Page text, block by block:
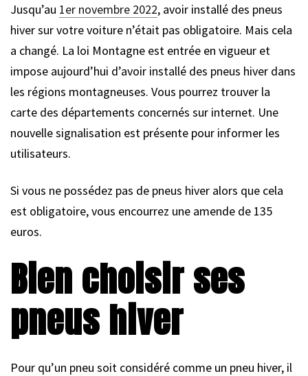
Jusqu’au 1er novembre 2022, avoir installé des pneus
hiver sur votre voiture n’était pas obligatoire. Mais cela
a changé. La loi Montagne est entrée en vigueur et
impose aujourd’hui d’avoir installé des pneus hiver dans
les régions montagneuses. Vous pourrez trouver la
carte des départements concernés sur internet. Une
nouvelle signalisation est présente pour informer les
utilisateurs.
Si vous ne possédez pas de pneus hiver alors que cela
est obligatoire, vous encourrez une amende de 135
euros.
Bien choisir ses
pneus hiver
Pour qu’un pneu soit considéré comme un pneu hiver, il